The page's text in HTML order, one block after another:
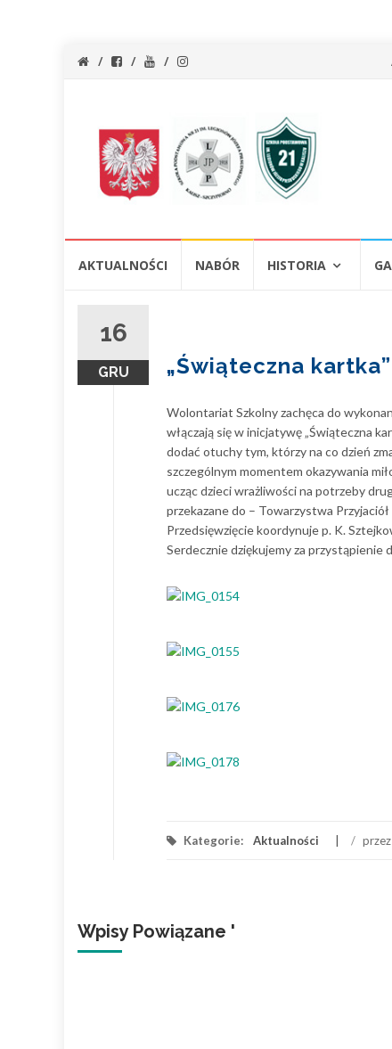
AKTUALNOŚCI NABÓR HISTORIA
16
GRU „Świąteczna kartka”
Wolontariat Szkolny zachęca do
włączają się w inicjatywę „Świąteczna
dodać otuchy tym, którzy na co dzień
szczególnym momentem okazywania
ucząc dzieci wrażliwości na potrzeby
przekazane do – Towarzystwa
Przedsięwzięcie koordynuje p. K.
Serdecznie dziękujemy za przystąpienie
Kategorie: Aktualności / przez
Wpisy Powiązane '